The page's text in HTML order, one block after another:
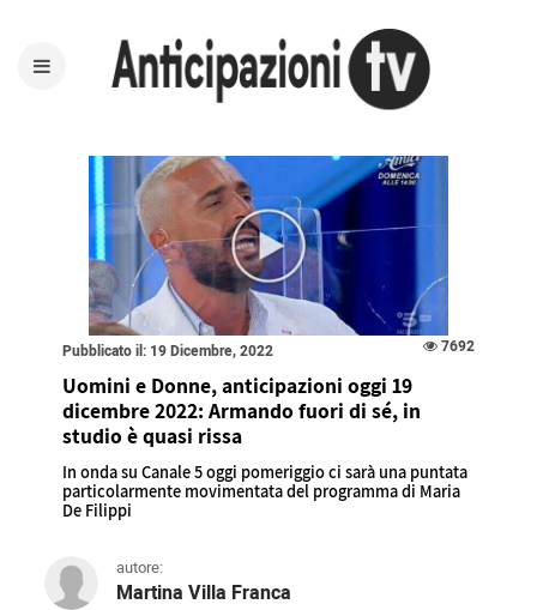
Pubblicato il: 19 Dicembre, 2022 7692
Uomini e Donne, anticipazioni oggi 19
dicembre 2022: Armando fuori di sé, in
studio è quasi rissa
In onda su Canale 5 oggi pomeriggio ci sarà una puntata
particolarmente movimentata del programma di Maria
De Filippi
autore:
Martina Villa Franca